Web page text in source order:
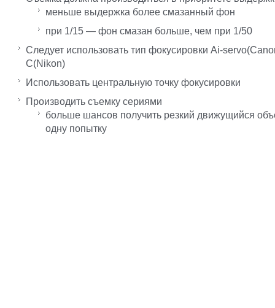
меньше выдержка более смазанный фон
при 1/15 — фон смазан больше, чем при 1/50
Следует использовать тип фокусировки Ai-
C(Nikon)
Использовать центральную точку фокусировки
Производить съемку сериями
больше шансов получить резкий движущийся
одну попытку